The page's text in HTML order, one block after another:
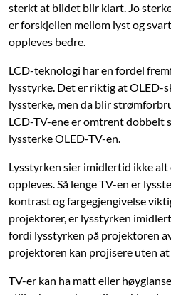
sterkt at bildet blir klart. Jo
er forskjellen mellom lyst og
oppleves bedre.
LCD-teknologi har en fordel
lysstyrke. Det er riktig at OLED-
lyssterke, men da blir
LCD-TV-ene er omtrent dobbelt
lyssterke OLED-TV-en.
Lysstyrken sier imidlertid ikke
oppleves. Så lenge TV-en er
kontrast og fargegjengivelse
projektorer, er lysstyrken
fordi lysstyrken på projektoren
projektoren kan projisere uten
TV-er kan ha matt eller